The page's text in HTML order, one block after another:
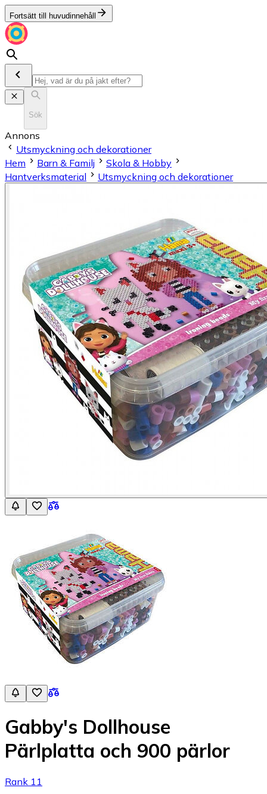
Fortsätt till huvudinnehåll
Sök
Annons
Utsmyckning och dekorationer
Hem
Barn & Familj
Skola & Hobby
Hantverksmaterial
Utsmyckning och dekorationer
Gabby's Dollhouse
Pärlplatta och 900 pärlor
Rank 11